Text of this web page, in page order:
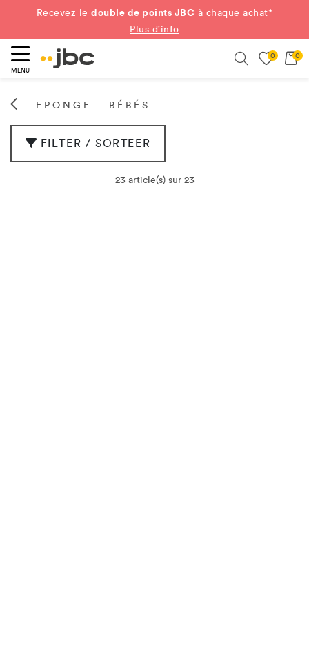
Recevez ledouble de points JBC à chaque achat*
Plus d'info
MENU
0 0
EPONGE - BÉBÉS
FILTER / SORTEER
23 article(s) sur 23